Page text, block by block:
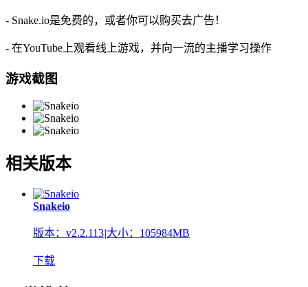
- Snake.io是免费的，或者你可以购买去广告！
- 在YouTube上观看线上游戏，并向一流的主播学习操作
游戏截图
相关版本
Snakeio
版本：v2.2.113|大小：105984MB
下载